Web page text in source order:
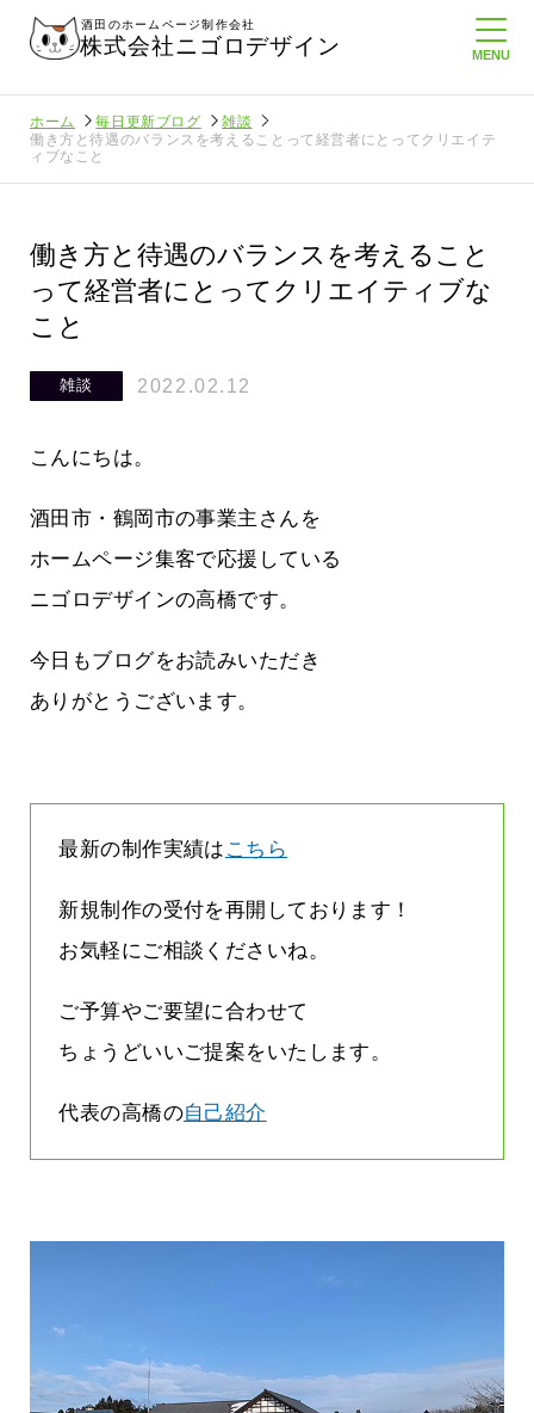
酒田のホームページ制作会社
株式会社ニゴロデザイン
ホーム 毎日更新ブログ
雑談
働き方と待遇のバランスを考えることって経営者にとってクリエイテ
ィブなこと
働き方と待遇のバランスを考えること
って経営者にとってクリエイティブな
こと
雑談 2022.02.12
こんにちは。
酒田市・鶴岡市の事業主さんを
ホームページ集客で応援している
ニゴロデザインの高橋です。
今日もブログをお読みいただき
ありがとうございます。
最新の制作実績は こちら
新規制作の受付を再開しております！
お気軽にご相談くださいね。
ご予算やご要望に合わせて
ちょうどいいご提案をいたします。
代表の高橋の自己紹介
ること
悲しい現実…実はそれなりにホームペ
2026.07.31